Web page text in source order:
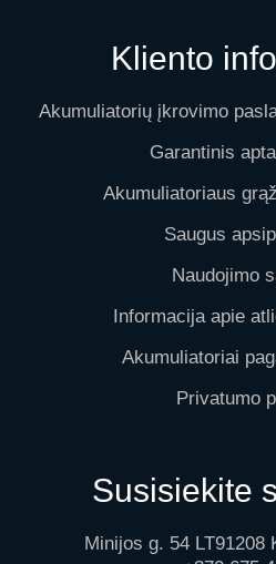
Kliento
Akumuliatorių įkrovimo
Garantinis
Akumuliatoriaus
Saugus
Naudojimo
Informacija apie
Akumuliatoriai
Privatumo
Susisiekite
Minijos g. 54 LT91208